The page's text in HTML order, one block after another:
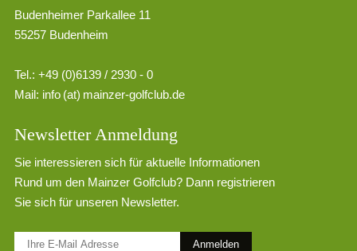
Budenheimer Parkallee 11
55257 Budenheim
Tel.: +49 (0)6139 / 2930 - 0
Mail: info (at) mainzer-golfclub.de
Newsletter Anmeldung
Sie interessieren sich für aktuelle Informationen
Rund um den Mainzer Golfclub? Dann registrieren
Sie sich für unseren Newsletter.
Anmelden